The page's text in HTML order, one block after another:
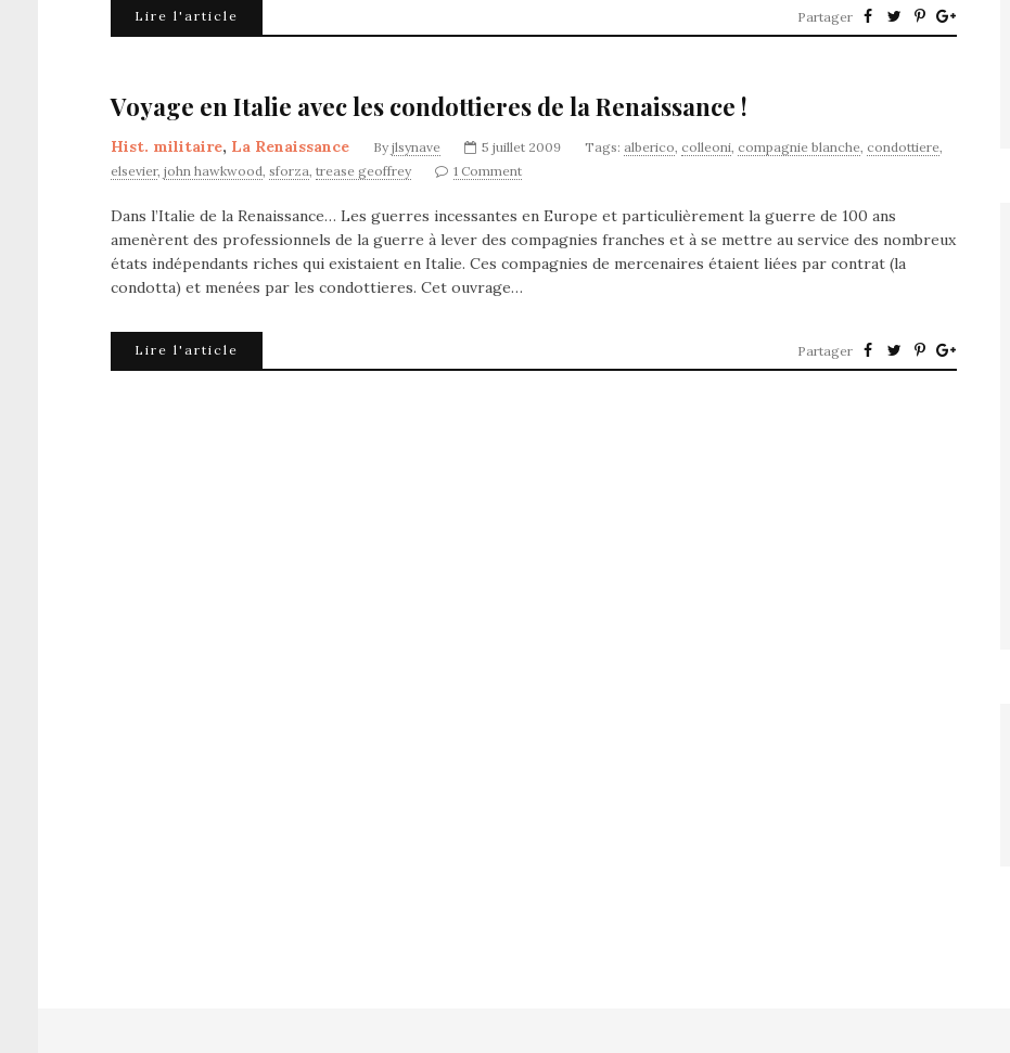
Lire l'article Partager
Voyage en Italie avec les condottieres de la Renaissance !
Hist. militaire, La Renaissance By jlsynave 5 juillet 2009 Tags: alberico, colleoni, compagnie blanche, condottiere,
elsevier, john hawkwood, sforza, trease geoffrey 1 Comment
Dans l’Italie de la Renaissance… Les guerres incessantes en Europe et particulièrement la guerre de 100 ans
amenèrent des professionnels de la guerre à lever des compagnies franches et à se mettre au service des nombreux
états indépendants riches qui existaient en Italie. Ces compagnies de mercenaires étaient liées par contrat (la
condotta) et menées par les condottieres. Cet ouvrage…
Lire l'article Partager